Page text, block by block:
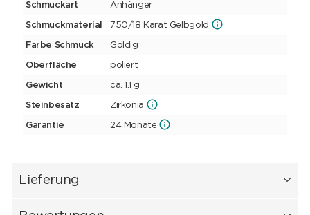
Schmuckart Anhänger
Schmuckmaterial 750/18 Karat Gelbgold
Farbe Schmuck Goldig
Oberfläche poliert
Gewicht ca. 1.1 g
Steinbesatz Zirkonia
Garantie 24 Monate
Lieferung